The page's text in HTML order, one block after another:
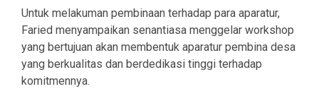
Untuk melakuman pembinaan terhadap para aparatur,
Faried menyampaikan senantiasa menggelar workshop
yang bertujuan akan membentuk aparatur pembina desa
yang berkualitas dan berdedikasi tinggi terhadap
komitmennya.